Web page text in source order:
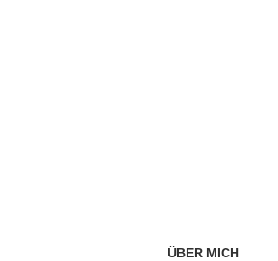
ÜBER MICH